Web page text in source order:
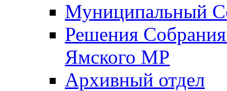
Муниципальный
Решения
Ямского МР
Архивный отдел